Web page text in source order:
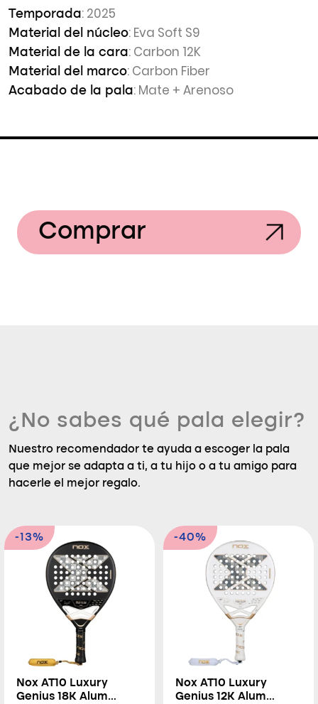
Temporada: 2025
Material del núcleo: Eva Soft S9
Material de la cara: Carbon 12K
Material del marco: Carbon Fiber
Acabado de la pala: Mate + Arenoso
Comprar
¿No sabes qué pala elegir?
Nuestro recomendador te ayuda a escoger la pala
que mejor se adapta a ti, a tu hijo o a tu amigo para
hacerle el mejor regalo.
-13%
Nox AT10 Luxury
Genius 18K Alum
-40%
Nox AT10 Luxury
Genius 12K Alum